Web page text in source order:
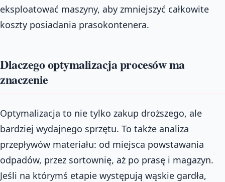
eksploatować maszyny, aby zmniejszyć całkowite
koszty posiadania prasokontenera.
Dlaczego optymalizacja procesów ma
znaczenie
Optymalizacja to nie tylko zakup droższego, ale
bardziej wydajnego sprzętu. To także analiza
przepływów materiału: od miejsca powstawania
odpadów, przez sortownię, aż po prasę i magazyn.
Jeśli na którymś etapie występują wąskie gardła,